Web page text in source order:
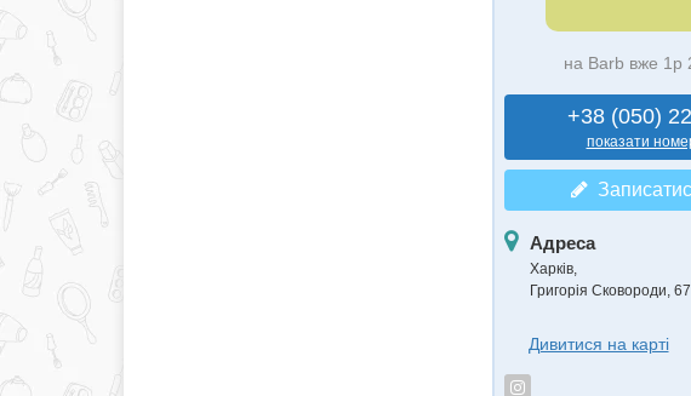
на Barb вже 1р
+38 (050)
показати
Адреса
Харків,
Григорія Сковороди, 67
Дивитися на карті